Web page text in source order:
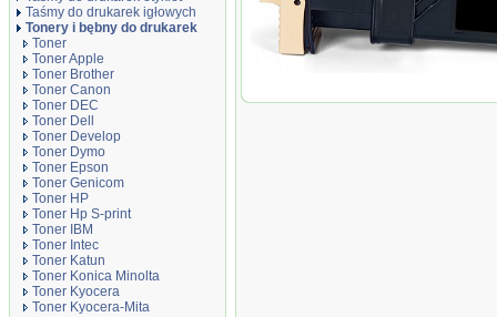
Taśmy do drukarek igłowych
Tonery i bębny do drukarek
Toner
Toner Apple
Toner Brother
Toner Canon
Toner DEC
Toner Dell
Toner Develop
Toner Dymo
Toner Epson
Toner Genicom
Toner HP
Toner Hp S-print
Toner IBM
Toner Intec
Toner Katun
Toner Konica Minolta
Toner Kyocera
Toner Kyocera-Mita